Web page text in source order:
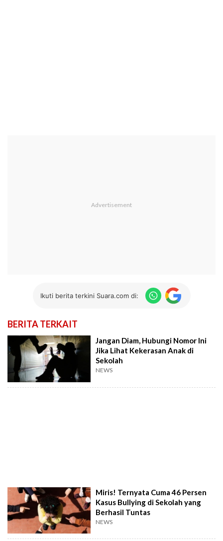
Ikuti berita terkini Suara.com di:
BERITA TERKAIT
Jangan Diam, Hubungi Nomor Ini
Jika Lihat Kekerasan Anak di
Sekolah
NEWS
Miris! Ternyata Cuma 46 Persen
Kasus Bullying di Sekolah yang
Berhasil Tuntas
NEWS